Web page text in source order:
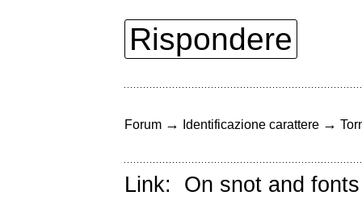
Rispondere
Forum → Identificazione carattere →
Link: On snot and fonts